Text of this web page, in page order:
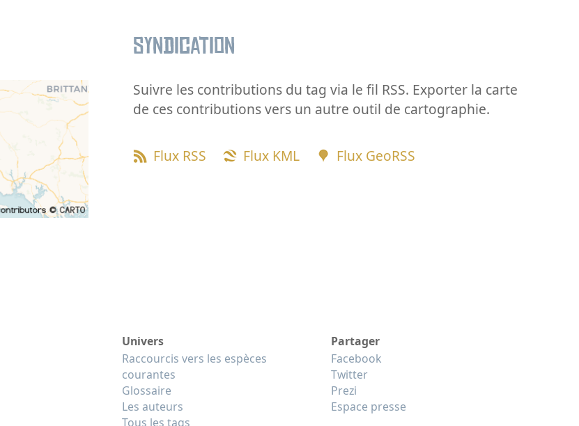
Syndication
Suivre les contributions du tag via le fil RSS. Exporter la carte
de ces contributions vers un autre outil de cartographie.
Flux RSS Flux KML Flux GeoRSS
Univers
Raccourcis vers les espèces
courantes
Glossaire
Les auteurs
Tous les tags
Partager
Facebook
Twitter
Prezi
Espace presse